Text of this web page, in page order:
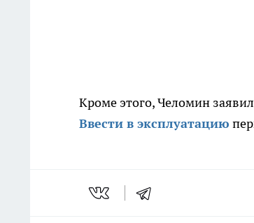
Кроме этого, Челомин
Ввести в эксплуатацию